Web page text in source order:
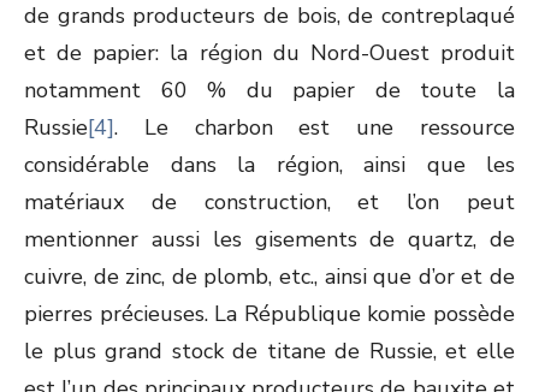
de grands producteurs de bois, de contreplaqué
et de papier: la région du Nord-Ouest produit
notamment 60 % du papier de toute la
Russie[4]. Le charbon est une ressource
considérable dans la région, ainsi que les
matériaux de construction, et l’on peut
mentionner aussi les gisements de quartz, de
cuivre, de zinc, de plomb, etc., ainsi que d’or et de
pierres précieuses. La République komie possède
le plus grand stock de titane de Russie, et elle